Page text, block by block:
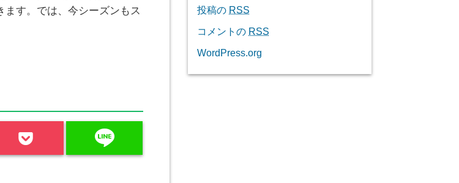
す。では、今シーズンもス
line
投稿の RSS
コメントの RSS
WordPress.org